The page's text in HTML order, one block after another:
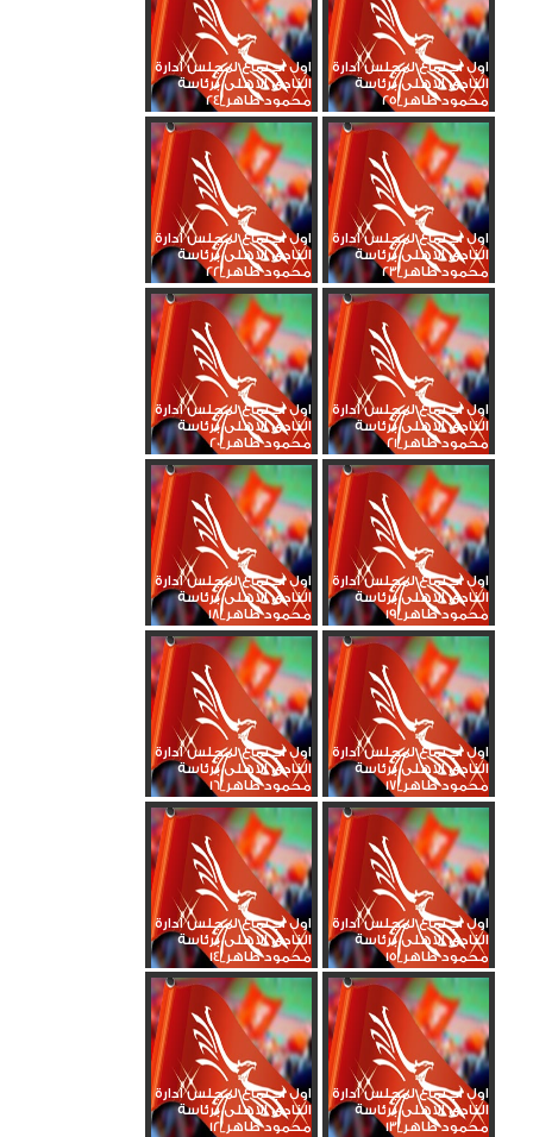
اول اجتماع لمجلس ادارة
النادى الاهلى برئاسة
محمود طاهر_25
اول اجتماع لمجلس ادارة
النادى الاهلى برئاسة
محمود طاهر_24
اول اجتماع لمجلس ادارة
النادى الاهلى برئاسة
محمود طاهر_23
اول اجتماع لمجلس ادارة
النادى الاهلى برئاسة
محمود طاهر_22
اول اجتماع لمجلس ادارة
النادى الاهلى برئاسة
محمود طاهر_21
اول اجتماع لمجلس ادارة
النادى الاهلى برئاسة
محمود طاهر_20
اول اجتماع لمجلس ادارة
النادى الاهلى برئاسة
محمود طاهر_19
اول اجتماع لمجلس ادارة
النادى الاهلى برئاسة
محمود طاهر_18
اول اجتماع لمجلس ادارة
النادى الاهلى برئاسة
محمود طاهر_17
اول اجتماع لمجلس ادارة
النادى الاهلى برئاسة
محمود طاهر_16
اول اجتماع لمجلس ادارة
النادى الاهلى برئاسة
محمود طاهر_15
اول اجتماع لمجلس ادارة
النادى الاهلى برئاسة
محمود طاهر_14
اول اجتماع لمجلس ادارة
النادى الاهلى برئاسة
محمود طاهر_13
اول اجتماع لمجلس ادارة
النادى الاهلى برئاسة
محمود طاهر_12